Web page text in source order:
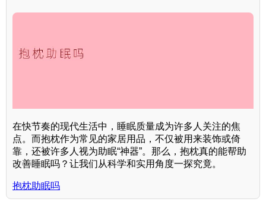
在快节奏的现代生活中，睡眠质量成为许多人关注的焦
点。而抱枕作为常见的家居用品，不仅被用来装饰或倚
靠，还被许多人视为助眠“神器”。那么，抱枕真的能帮助
改善睡眠吗？让我们从科学和实用角度一探究竟。
抱枕助眠吗